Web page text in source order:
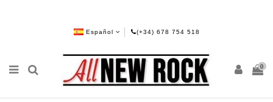
Español (+34) 678 754 518
0